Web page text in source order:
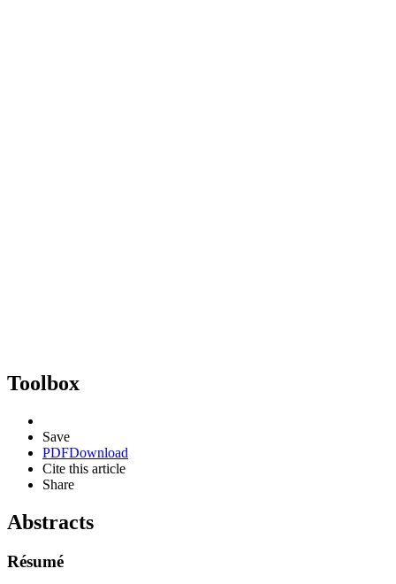
Toolbox
Save
PDFDownload
Cite this article
Share
Abstracts
Résumé